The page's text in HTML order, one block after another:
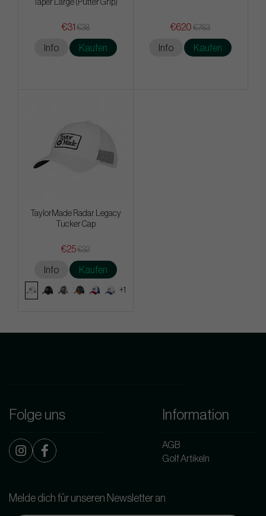
Taper Large (Putter Grip)
€31 €38
Info Kaufen
€620 €783
Info Kaufen
TaylorMade Radar Legacy
Tucker Cap
€25€32
Info Kaufen
+1
Folge uns Information
AGB
Golf Artikeln
Melde dich für unseren Newsletter an